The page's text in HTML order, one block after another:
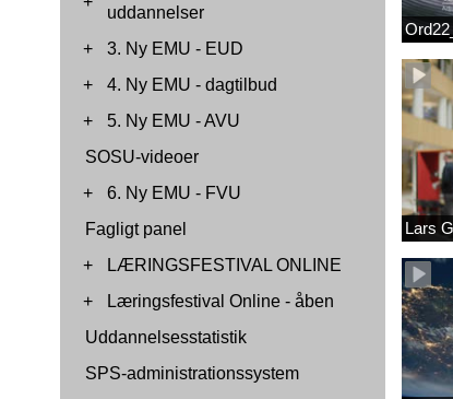
uddannelser
+
3. Ny EMU - EUD
+
4. Ny EMU - dagtilbud
+
5. Ny EMU - AVU
SOSU-videoer
+
6. Ny EMU - FVU
Fagligt panel
+
LÆRINGSFESTIVAL ONLINE
+
Læringsfestival Online - åben
Uddannelsesstatistik
SPS-administrationssystem
Lars